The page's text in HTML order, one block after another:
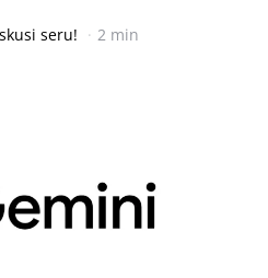
seru! 2 min